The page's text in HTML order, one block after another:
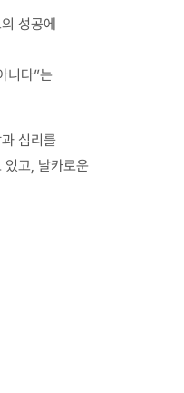
성공에
니다”는
심리를
고, 날카로운